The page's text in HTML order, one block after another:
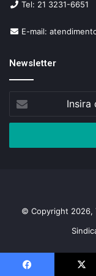
Tel: 21 3231-6651
E-mail:
Newsletter
seu
de
© Copyright 2026,